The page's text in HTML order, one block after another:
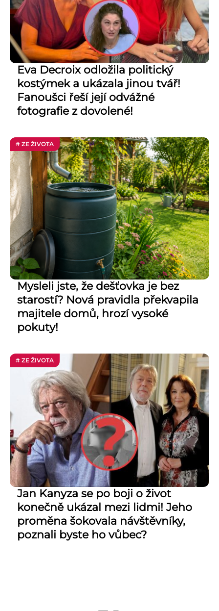
Eva Decroix odložila politický
kostýmek a ukázala jinou tvář!
Fanoušci řeší její odvážné
fotografie z dovolené!
# ZE ŽIVOTA
Mysleli jste, že dešťovka je bez
starostí? Nová pravidla překvapila
majitele domů, hrozí vysoké
pokuty!
# ZE ŽIVOTA
Jan Kanyza se po boji o život
konečně ukázal mezi lidmi! Jeho
proměna šokovala návštěvníky,
poznali byste ho vůbec?